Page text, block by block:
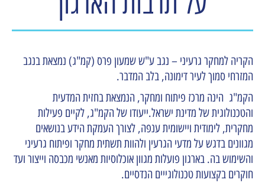
הקריה למחקר גרעיני – נגב ע"ש שמעון פרס (קמ"ג) נמצאת בנגב
המזרחי סמוך לעיר דימונה, בלב המדבר.
הקמ"ג הינה מרכז פיתוח ומחקר, הנמצאת בחזית המדעית
והטכנולוגית של מדינת ישראל.ייעודו של הקמ"ג, לקיים פעילות
מחקרית, לימודית ויישומית ענפה, לצורך העמקת הידע בנושאים
מגוונים בדגש על מדעי הגרעין ולהוות תשתית מחקר ופיתוח גרעיני
והשימוש בה. בארגון פועלות מגוון אוכלוסיות מאנשי מכבסה וייצור ועד
חוקרים בקצועות טכנולוגייים הנדסיים.